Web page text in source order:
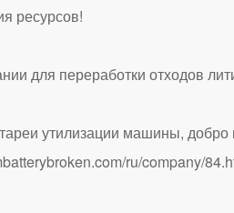
ресурсов!
для переработки отходов
утилизации машины,
ru/company/